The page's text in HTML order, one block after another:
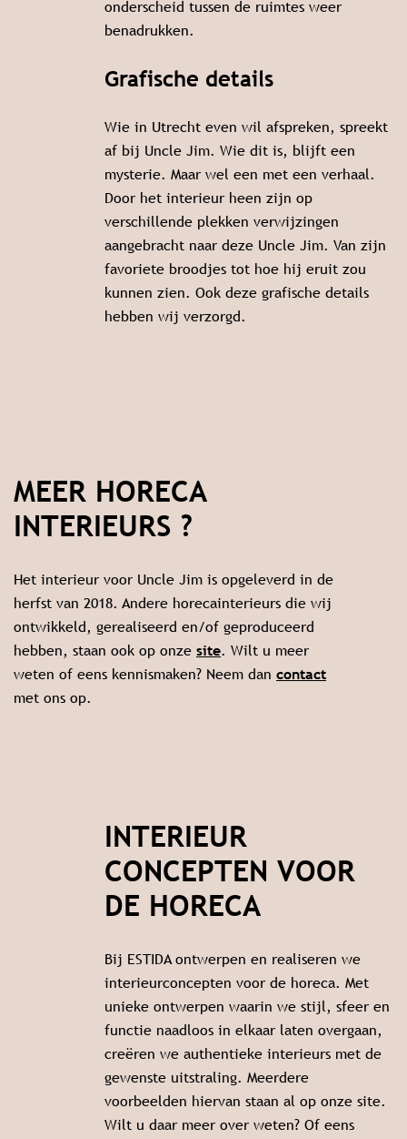
onderscheid tussen de ruimtes weer
benadrukken.
Grafische details
Wie in Utrecht even wil afspreken, spreekt
af bij Uncle Jim. Wie dit is, blijft een
mysterie. Maar wel een met een verhaal.
Door het interieur heen zijn op
verschillende plekken verwijzingen
aangebracht naar deze Uncle Jim. Van zijn
favoriete broodjes tot hoe hij eruit zou
kunnen zien. Ook deze grafische details
hebben wij verzorgd.
MEER HORECA
INTERIEURS ?
Het interieur voor Uncle Jim is opgeleverd in de
herfst van 2018. Andere horecainterieurs die wij
ontwikkeld, gerealiseerd en/of geproduceerd
hebben, staan ook op onze site. Wilt u meer
weten of eens kennismaken? Neem dan contact
met ons op.
INTERIEUR
CONCEPTEN VOOR
DE HORECA
Bij ESTIDA ontwerpen en realiseren we
interieurconcepten voor de horeca. Met
unieke ontwerpen waarin we stijl, sfeer en
functie naadloos in elkaar laten overgaan,
creëren we authentieke interieurs met de
gewenste uitstraling. Meerdere
voorbeelden hiervan staan al op onze site.
Wilt u daar meer over weten? Of eens